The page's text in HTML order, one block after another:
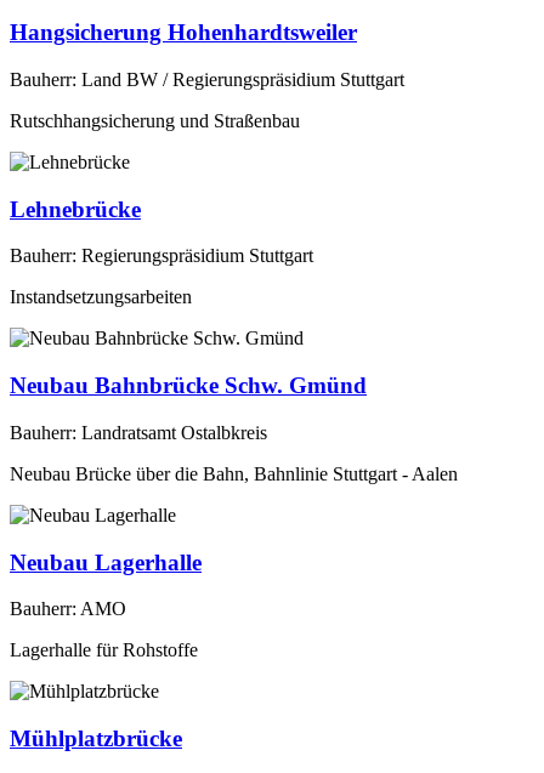
Hangsicherung Hohenhardtsweiler
Bauherr: Land BW / Regierungspräsidium Stuttgart
Rutschhangsicherung und Straßenbau
Lehnebrücke
Bauherr: Regierungspräsidium Stuttgart
Instandsetzungsarbeiten
Neubau Bahnbrücke Schw. Gmünd
Bauherr: Landratsamt Ostalbkreis
Neubau Brücke über die Bahn, Bahnlinie Stuttgart - Aalen
Neubau Lagerhalle
Bauherr: AMO
Lagerhalle für Rohstoffe
Mühlplatzbrücke